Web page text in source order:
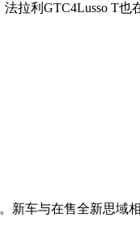
拉利GTC4Lusso T
新车与在售全新思域